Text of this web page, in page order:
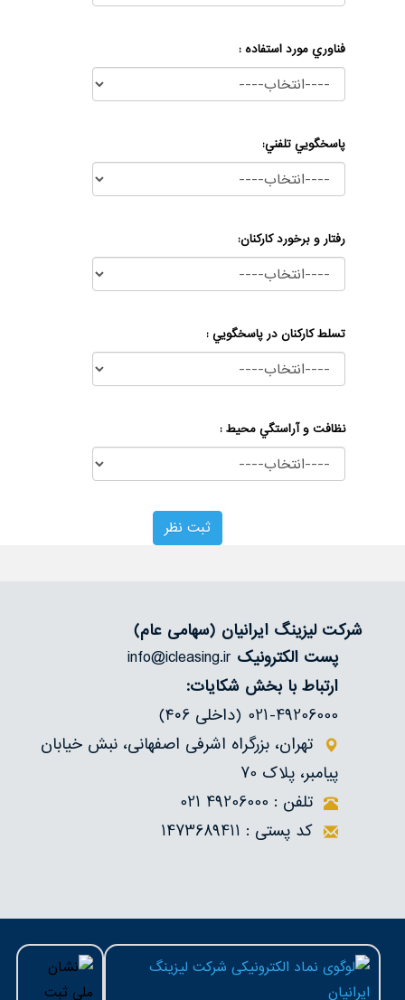
فناوري مورد استفاده :
پاسخگويي تلفني:
رفتار و برخورد كاركنان:
تسلط كاركنان در پاسخگويي :
نظافت و آراستگي محيط :
شرکت لیزینگ ایرانیان (سهامی عام)
پست الکترونیکinfo@icleasing.ir
ارتباط با بخش شکایات:
021-49206000 (داخلی ۴۰6)
تهران، بزرگراه اشرفی اصفهانی، نبش خیابان
پیامبر، پلاک 70
تلفن : 49206000 021
کد پستی : 1473689411